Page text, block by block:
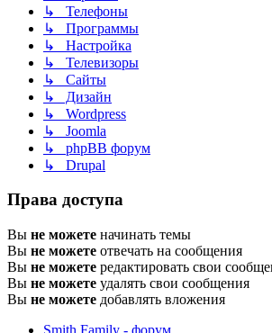
↳ Телефоны
↳ Программы
↳ Настройка
↳ Телевизоры
↳ Сайты
↳ Дизайн
↳ Wordpress
↳ Joomla
↳ phpBB форум
↳ Drupal
Права доступа
Вы не можете начинать темы
Вы не можете отвечать на сообщения
Вы не можете редактировать свои
Вы не можете удалять свои сообщения
Вы не можете добавлять вложения